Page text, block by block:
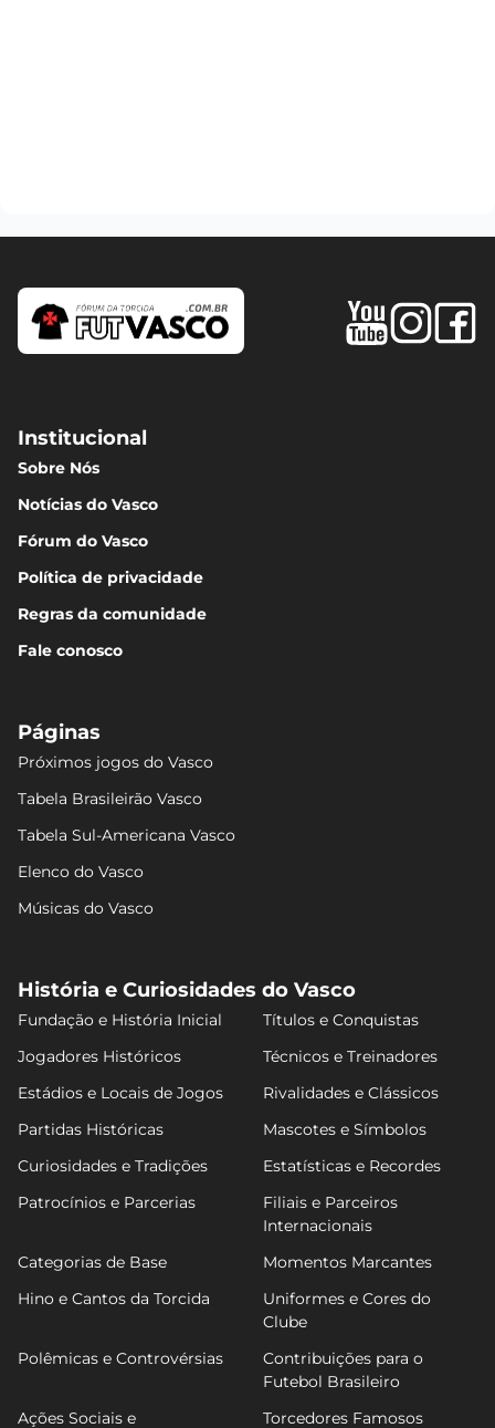
Institucional
Sobre Nós
Notícias do Vasco
Fórum do Vasco
Política de privacidade
Regras da comunidade
Fale conosco
Páginas
Próximos jogos do Vasco
Tabela Brasileirão Vasco
Tabela Sul-Americana Vasco
Elenco do Vasco
Músicas do Vasco
História e Curiosidades do Vasco
Fundação e História Inicial
Títulos e Conquistas
Jogadores Históricos
Técnicos e Treinadores
Estádios e Locais de Jogos
Rivalidades e Clássicos
Partidas Históricas
Mascotes e Símbolos
Curiosidades e Tradições
Estatísticas e Recordes
Patrocínios e Parcerias
Filiais e Parceiros
Internacionais
Categorias de Base
Momentos Marcantes
Hino e Cantos da Torcida
Uniformes e Cores do
Clube
Polêmicas e Controvérsias
Contribuições para o
Futebol Brasileiro
Ações Sociais e
Torcedores Famosos